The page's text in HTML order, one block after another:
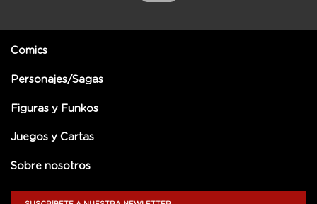
Comics
Personajes/Sagas
Figuras y Funkos
Juegos y Cartas
Sobre nosotros